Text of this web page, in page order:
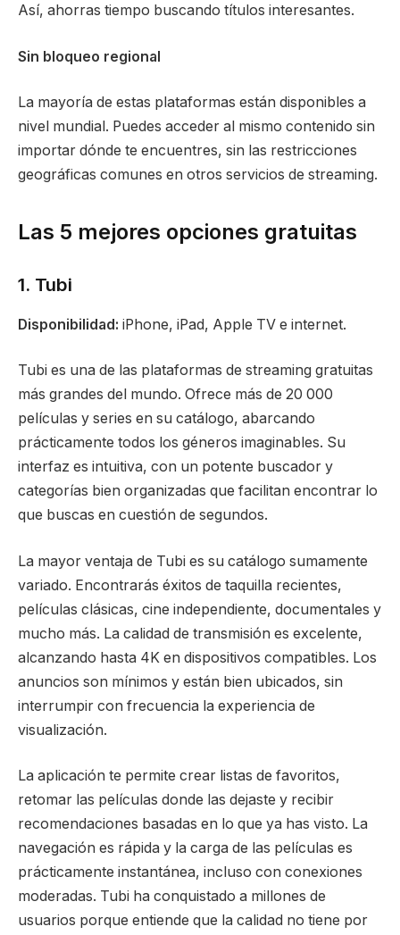
Así, ahorras tiempo buscando títulos interesantes.
Sin bloqueo regional
La mayoría de estas plataformas están disponibles a
nivel mundial. Puedes acceder al mismo contenido sin
importar dónde te encuentres, sin las restricciones
geográficas comunes en otros servicios de streaming.
Las 5 mejores opciones gratuitas
1. Tubi
Disponibilidad: iPhone, iPad, Apple TV e internet.
Tubi es una de las plataformas de streaming gratuitas
más grandes del mundo. Ofrece más de 20 000
películas y series en su catálogo, abarcando
prácticamente todos los géneros imaginables. Su
interfaz es intuitiva, con un potente buscador y
categorías bien organizadas que facilitan encontrar lo
que buscas en cuestión de segundos.
La mayor ventaja de Tubi es su catálogo sumamente
variado. Encontrarás éxitos de taquilla recientes,
películas clásicas, cine independiente, documentales y
mucho más. La calidad de transmisión es excelente,
alcanzando hasta 4K en dispositivos compatibles. Los
anuncios son mínimos y están bien ubicados, sin
interrumpir con frecuencia la experiencia de
visualización.
La aplicación te permite crear listas de favoritos,
retomar las películas donde las dejaste y recibir
recomendaciones basadas en lo que ya has visto. La
navegación es rápida y la carga de las películas es
prácticamente instantánea, incluso con conexiones
moderadas. Tubi ha conquistado a millones de
usuarios porque entiende que la calidad no tiene por